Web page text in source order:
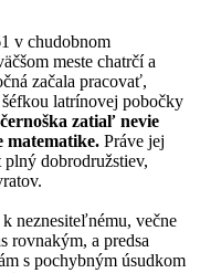
v chudobnom
meste chatrčí a
začala pracovať,
šéfkou latrínovej pobočky
zatiaľ nevie
matematike. Práve jej
dobrodružstiev,
neznesiteľnému, večne
rovnakým, a predsa
s pochybným úsudkom